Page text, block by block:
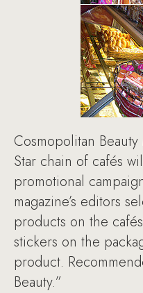
Cosmopolitan
Star chain of cafés
promotional
magazine’s editors
products on the
stickers on the
product.
Beauty.”